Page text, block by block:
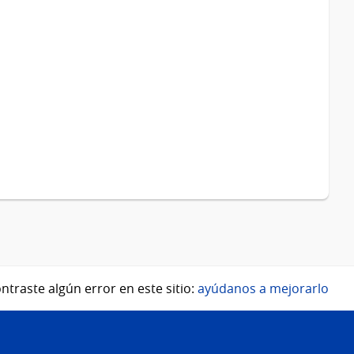
algún error en este sitio: ayúdanos a mejorarlo